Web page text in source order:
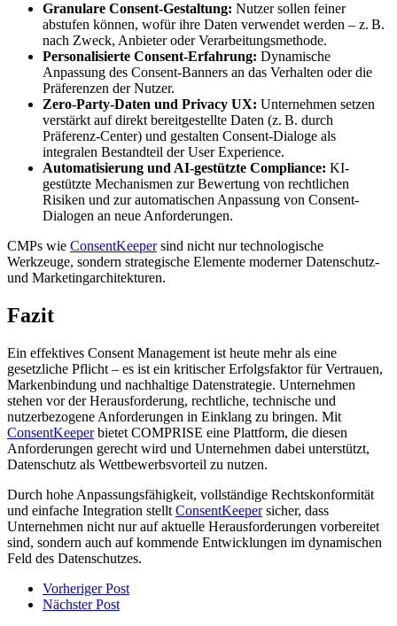
Granulare Consent-Gestaltung: Nutzer sollen feiner
abstufen können, wofür ihre Daten verwendet werden – z. B.
nach Zweck, Anbieter oder Verarbeitungsmethode.
Personalisierte Consent-Erfahrung: Dynamische
Anpassung des Consent-Banners an das Verhalten oder die
Präferenzen der Nutzer.
Zero-Party-Daten und Privacy UX: Unternehmen setzen
verstärkt auf direkt bereitgestellte Daten (z. B. durch
Präferenz-Center) und gestalten Consent-Dialoge als
integralen Bestandteil der User Experience.
Automatisierung und AI-gestützte Compliance: KI-
gestützte Mechanismen zur Bewertung von rechtlichen
Risiken und zur automatischen Anpassung von Consent-
Dialogen an neue Anforderungen.
CMPs wie ConsentKeepersind nicht nur technologische
Werkzeuge, sondern strategische Elemente moderner Datenschutz-
und Marketingarchitekturen.
Fazit
Ein effektives Consent Management ist heute mehr als eine
gesetzliche Pflicht – es ist ein kritischer Erfolgsfaktor für Vertrauen,
Markenbindung und nachhaltige Datenstrategie. Unternehmen
stehen vor der Herausforderung, rechtliche, technische und
nutzerbezogene Anforderungen in Einklang zu bringen. Mit
ConsentKeeperbietet COMPRISE eine Plattform, die diesen
Anforderungen gerecht wird und Unternehmen dabei unterstützt,
Datenschutz als Wettbewerbsvorteil zu nutzen.
Durch hohe Anpassungsfähigkeit, vollständige Rechtskonformität
und einfache Integration stellt ConsentKeepersicher, dass
Unternehmen nicht nur auf aktuelle Herausforderungen vorbereitet
sind, sondern auch auf kommende Entwicklungen im dynamischen
Feld des Datenschutzes.
Vorheriger Post
Nächster Post